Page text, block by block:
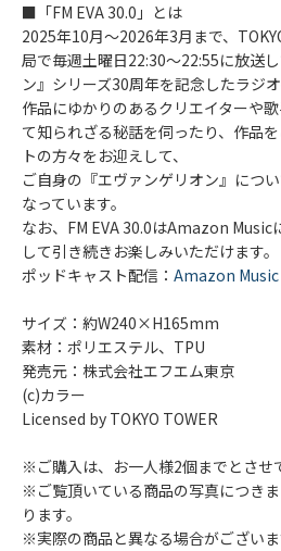
■「FM EVA 30.0」とは
2025年10月～2026年3月まで、
局で毎週土曜日22:30～22:55に放送
ン』シリーズ30周年を記念したラジオ
作品にゆかりのあるクリエイターや
て知られざる秘話を伺ったり、作品
トの方々をお迎えして、
ご自身の『エヴァンゲリオン』につ
なっています。
なお、FM EVA 30.0はAmazon Music
して引き続きお楽しみいただけます。
ポッドキャスト配信： Amazon Music
サイズ：約W240×H165mm
素材：ポリエステル、TPU
発売元：株式会社エフエム東京
(c)カラー
Licensed by TOKYO TOWER
※ご購入は、お一人様2個までとさせ
※ご覧頂いている商品の写真につき
ります。
※実際の商品と異なる場合がございま